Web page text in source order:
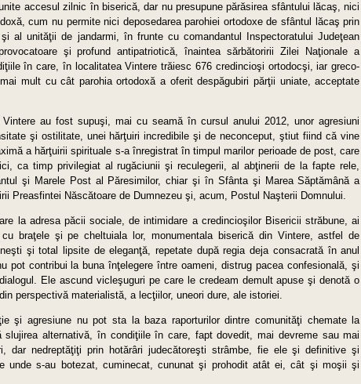
accesul zilnic în biserică, dar nu presupune părăsirea sfântului lăcaş, nici
cum nu permite nici deposedarea parohiei ortodoxe de sfântul lăcaş prin
al unităţii de jandarmi, în frunte cu comandantul Inspectoratului Judeţean
şi profund antipatriotică, înaintea sărbătoririi Zilei Naţionale a
în care, în localitatea Vintere trăiesc 676 credincioşi ortodocşi, iar greco-
mult cu cât parohia ortodoxă a oferit despăgubiri părţii uniate, acceptate
au fost supuşi, mai cu seamă în cursul anului 2012, unor agresiuni
şi ostilitate, unei hărţuiri incredibile şi de neconceput, ştiut fiind că vine
a hărţuirii spirituale s-a înregistrat în timpul marilor perioade de post, care
ca timp privilegiat al rugăciunii şi reculegerii, al abţinerii de la fapte rele,
şi Marele Post al Păresimilor, chiar şi în Sfânta şi Marea Săptămână a
Preasfintei Născătoare de Dumnezeu şi, acum, Postul Naşterii Domnului.
la adresa păcii sociale, de intimidare a credincioşilor Bisericii străbune, ai
braţele şi pe cheltuiala lor, monumentala biserică din Vintere, astfel de
şi total lipsite de eleganţă, repetate după regia deja consacrată în anul
pot contribui la buna înţelegere între oameni, distrug pacea confesională, şi
Ele ascund vicleşuguri pe care le credeam demult apuse şi denotă o
perspectivă materialistă, a lecţiilor, uneori dure, ale istoriei.
şi agresiune nu pot sta la baza raporturilor dintre comunităţi chemate la
slujirea alternativă, în condiţiile în care, fapt dovedit, mai devreme sau mai
dar nedreptăţiţi prin hotărâri judecătoreşti strâmbe, fie ele şi definitive şi
unde s-au botezat, cuminecat, cununat şi prohodit atât ei, cât şi moşii şi